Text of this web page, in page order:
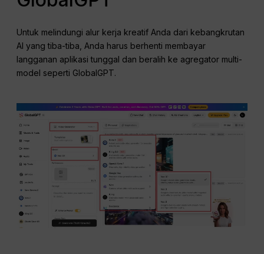
Untuk melindungi alur kerja kreatif Anda dari kebangkrutan
AI yang tiba-tiba, Anda harus berhenti membayar
langganan aplikasi tunggal dan beralih ke agregator multi-
model seperti GlobalGPT.